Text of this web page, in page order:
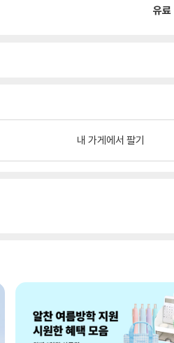
유료
내 가게에서 팔기